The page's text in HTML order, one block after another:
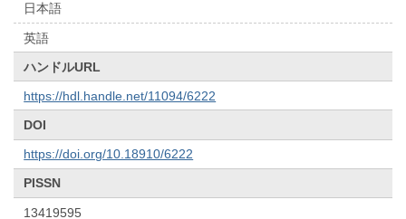
日本語
英語
ハンドルURL
https://hdl.handle.net/11094/6222
DOI
https://doi.org/10.18910/6222
PISSN
13419595